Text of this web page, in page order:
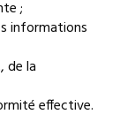
;
informations
de la
effective.